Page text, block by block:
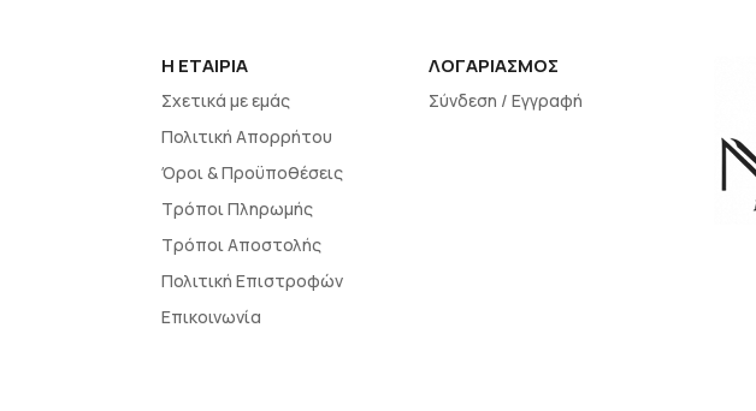
H EΤΑΙΡΙΑ
Σχετικά με εμάς
Πολιτική Απορρήτου
Όροι & Προϋποθέσεις
Τρόποι Πληρωμής
Τρόποι Αποστολής
Πολιτική Επιστροφών
Επικοινωνία
ΛΟΓΑΡΙΑΣΜΟΣ
Σύνδεση / Εγγραφή